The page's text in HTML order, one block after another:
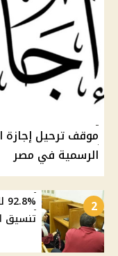
الرسمية في مصر
2
تنسيق الجامعات